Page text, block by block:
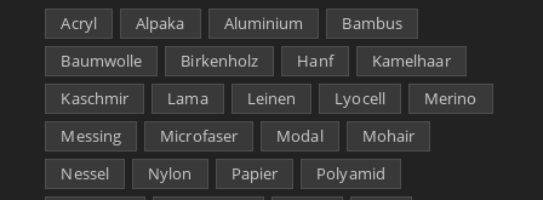
Acryl Alpaka Aluminium
Bambus
Baumwolle
Birkenholz Hanf
Kamelhaar
Kaschmir
Lama Leinen Lyocell
Merino
Messing
Microfaser Modal
Mohair
Nessel
Nylon Papier
Polyamid